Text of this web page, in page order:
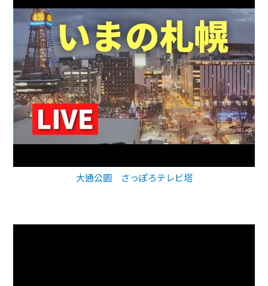
大通公園 さっぽろテレビ塔